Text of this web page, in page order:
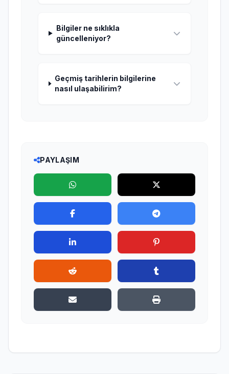
Bilgiler ne sıklıkla
güncelleniyor?
Geçmiş tarihlerin bilgilerine
nasıl ulaşabilirim?
PAYLAŞIM